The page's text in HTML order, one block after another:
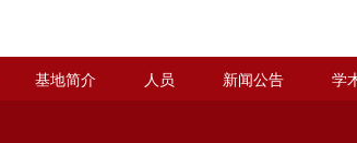
基地简介 人员 新闻公告 学